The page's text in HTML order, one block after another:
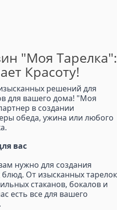
"Моя Тарелка":
Красоту!
решений для
для вашего дома! "Моя
в создании
обеда, ужина или любого
вас
нужно для создания
От изысканных тарелок
стаканов, бокалов и
есть все для вашего